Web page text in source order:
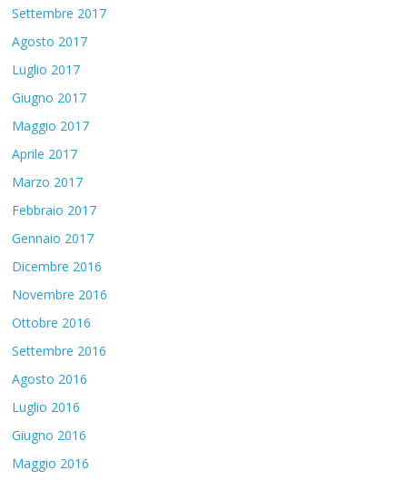
Settembre 2017
Agosto 2017
Luglio 2017
Giugno 2017
Maggio 2017
Aprile 2017
Marzo 2017
Febbraio 2017
Gennaio 2017
Dicembre 2016
Novembre 2016
Ottobre 2016
Settembre 2016
Agosto 2016
Luglio 2016
Giugno 2016
Maggio 2016